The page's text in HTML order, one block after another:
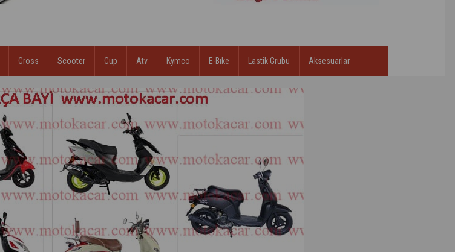
Cross Scooter Cup Atv Kymco E-Bıke Lastik Grubu Aksesuarlar